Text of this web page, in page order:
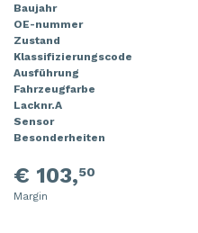
Baujahr
OE-nummer
Zustand
Klassifizierungscode
Ausführung
Fahrzeugfarbe
Lacknr.A
Sensor
Besonderheiten
€ 103,50
Margin